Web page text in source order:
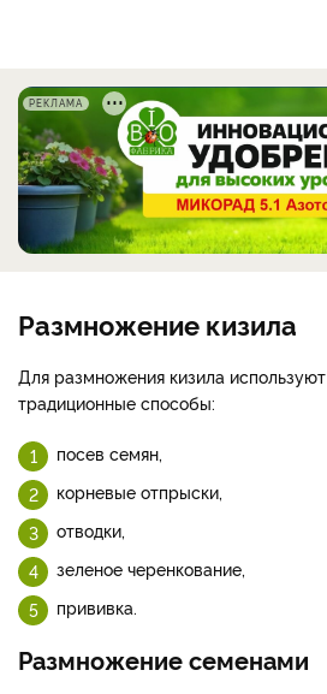
РЕКЛАМА
Размножение кизила
Для размножения кизила используют
традиционные способы:
посев семян,
корневые отпрыски,
отводки,
зеленое черенкование,
прививка.
Размножение семенами